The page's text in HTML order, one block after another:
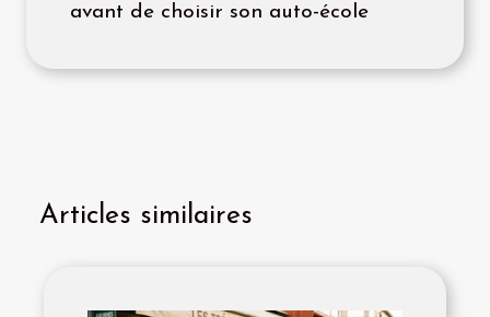
avant de choisir son auto-école
Articles similaires